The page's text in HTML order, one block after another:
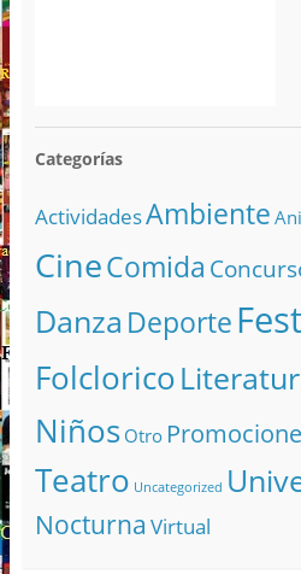
Categorías
ActividadesAmbiente
CineComida
Danza Deporte
Folclorico
Niños Otro
Teatro Uncategorized
Nocturna Virtual